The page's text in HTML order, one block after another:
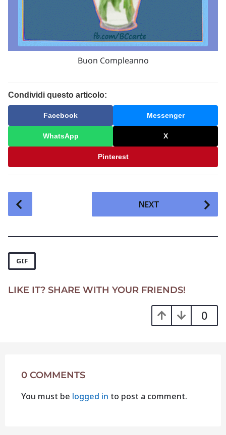
Buon Compleanno
Condividi questo articolo:
Facebook Messenger
WhatsApp X
Pinterest
t
P
i
NEXT
GIF
LIKE IT? SHARE WITH YOUR FRIENDS!
0
0 COMMENTS
You must be logged in to post a comment.